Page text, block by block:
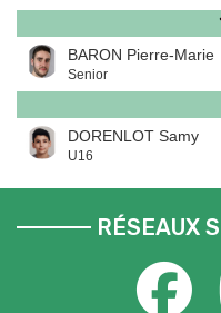
BARON Pierre-Marie
Senior
DORENLOT Samy
U16
RÉSEAUX